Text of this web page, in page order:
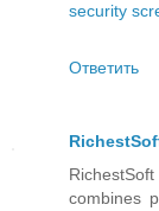
security
Ответить
combines